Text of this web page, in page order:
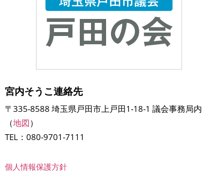
宮内そうこ連絡先
〒335-8588 埼玉県戸田市上戸田1-18-1 議会事務局内
（地図）
TEL：080-9701-7111
個人情報保護方針